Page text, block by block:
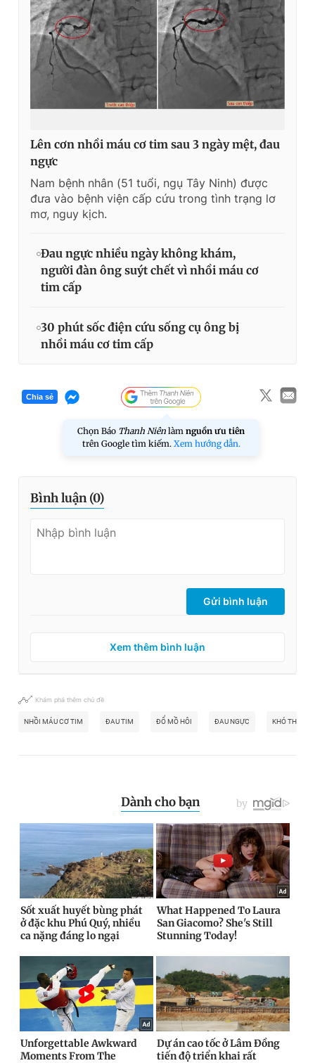
Lên cơn nhồi máu cơ tim sau 3 ngày mệt, đau
ngực
Nam bệnh nhân (51 tuổi, ngụ Tây Ninh) được
đưa vào bệnh viện cấp cứu trong tình trạng lơ
mơ, nguy kịch.
Đau ngực nhiều ngày không khám,
người đàn ông suýt chết vì nhồi máu cơ
tim cấp
30 phút sốc điện cứu sống cụ ông bị
nhồi máu cơ tim cấp
Chia sẻ
Chọn Báo Thanh Niên làm nguồn ưu tiên
trên Google tìm kiếm. Xem hướng dẫn.
Bình luận (0)
Gửi bình luận
Xem thêm bình luận
Khám phá thêm chủ đề
NHỒI MÁU CƠ TIM ĐAU TIM ĐỔ MỒ HÔI ĐAU NGỰC KHÓ THỞ